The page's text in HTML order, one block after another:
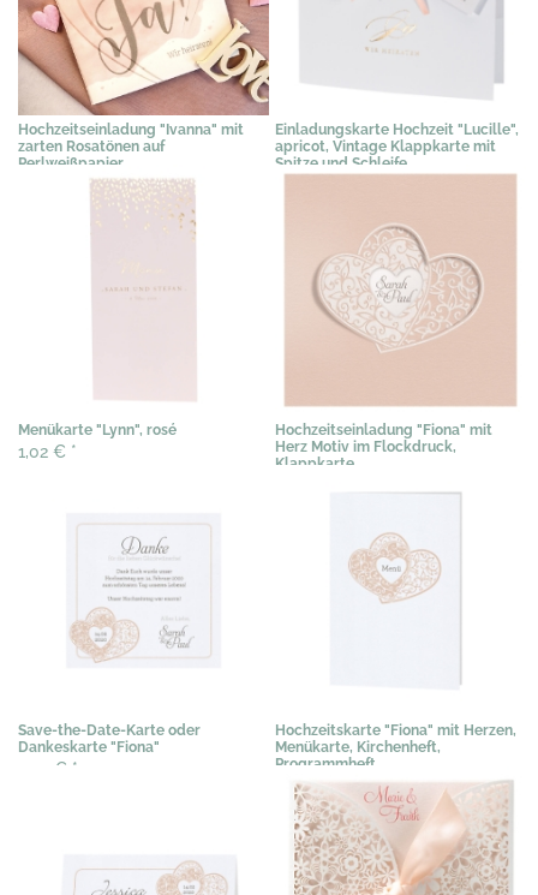
Hochzeitseinladung "Ivanna" mit
zarten Rosatönen auf
Perlweißpapier
Einladungskarte Hochzeit "Lucille",
apricot, Vintage Klappkarte mit
Spitze und Schleife
Menükarte "Lynn", rosé
1,02 € *
Hochzeitseinladung "Fiona" mit
Herz Motiv im Flockdruck,
Klappkarte
Save-the-Date-Karte oder
Dankeskarte "Fiona"
0,51 € *
Hochzeitskarte "Fiona" mit Herzen,
Menükarte, Kirchenheft,
Programmheft
1,02 €*